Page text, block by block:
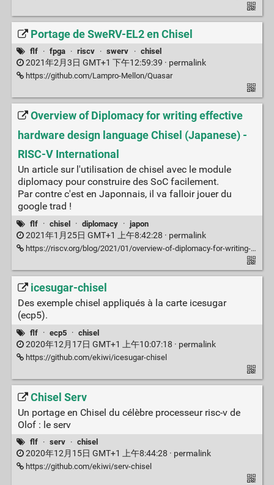
Portage de SweRV-EL2 en Chisel
flf · fpga · riscv · swerv · chisel
2021年2月3日 GMT+1 下午12:59:39 · permalink
https://github.com/Lampro-Mellon/Quasar
Overview of Diplomacy for writing effective
hardware design language Chisel (Japanese) -
RISC-V International
Un article sur l'utilisation de chisel avec le module
diplomacy pour construire des SoC facilement.
Par contre c'est en Japonnais, il va falloir jouer du
google trad !
flf · chisel · diplomacy · japon
2021年1月25日 GMT+1 上午8:42:28 · permalink
https://riscv.org/blog/2021/01/overview-of-diplomacy-for-writing-effective-hardware-design-language-chisel-japanese/
icesugar-chisel
Des exemple chisel appliqués à la carte icesugar
(ecp5).
flf · ecp5 · chisel
2020年12月17日 GMT+1 上午10:07:18 · permalink
https://github.com/ekiwi/icesugar-chisel
Chisel Serv
Un portage en Chisel du célèbre processeur risc-v de
Olof : le serv
flf · serv · chisel
2020年12月15日 GMT+1 上午8:44:28 · permalink
https://github.com/ekiwi/serv-chisel